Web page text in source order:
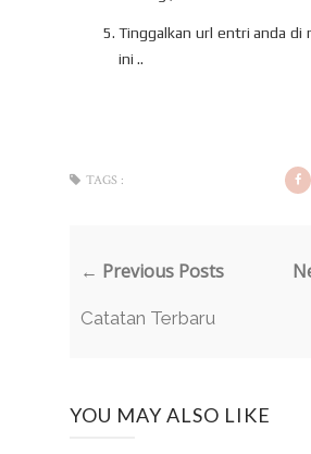
Tinggalkan url entri anda di
ini ..
TAGS :
← Previous Posts
Catatan Terbaru
YOU MAY ALSO LIKE